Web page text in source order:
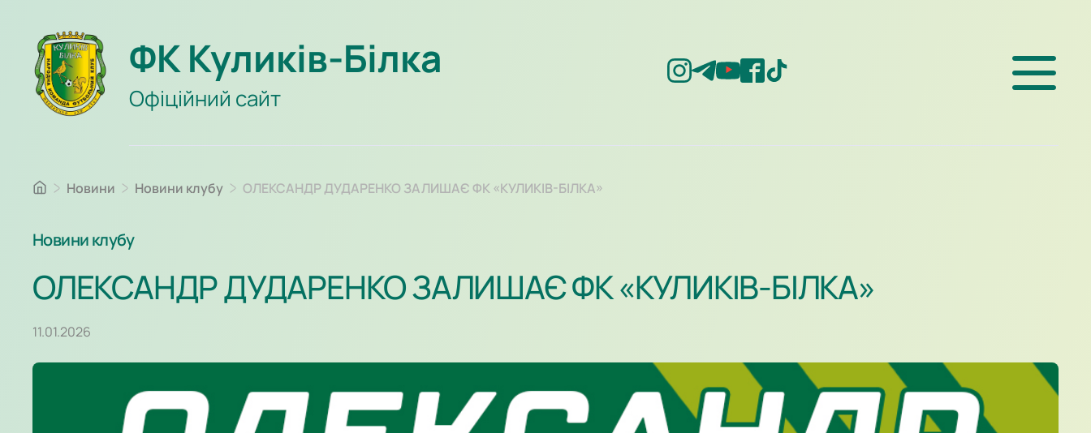
ФК Куликів-Білка
Офіційний сайт
Новини Новини клубу ОЛЕКСАНДР ДУДАРЕНКО ЗАЛИШАЄ ФК «КУЛИКІВ-БІЛКА»
Новини клубу
ОЛЕКСАНДР ДУДАРЕНКО ЗАЛИШАЄ ФК «КУЛИКІВ-БІЛКА»
11.01.2026